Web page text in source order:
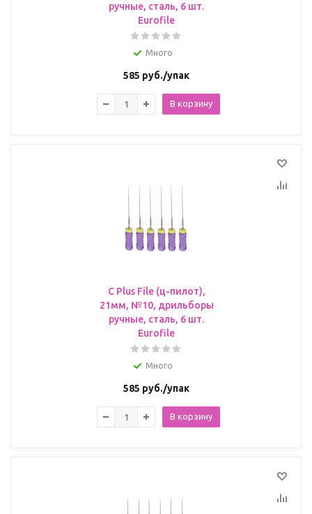
ручные, сталь, 6 шт.
Eurofile
Много
585 руб./упак
В корзину
C Plus File (ц-пилот),
21мм, №10, дрильборы
ручные, сталь, 6 шт.
Eurofile
Много
585 руб./упак
В корзину